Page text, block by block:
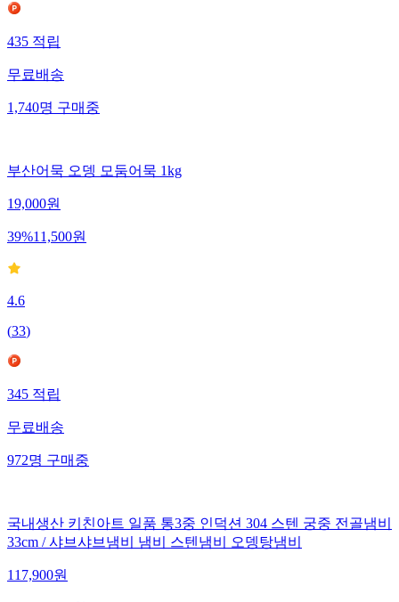
435 적립
무료배송
1,740명 구매중
부산어묵 오뎅 모둠어묵 1kg
19,000원
39%11,500원
4.6
(33)
345 적립
무료배송
972명 구매중
국내생산 키친아트 일품 통3중 인덕션 304 스텐 궁중 전골냄비
33cm / 샤브샤브냄비 냄비 스텐냄비 오뎅탕냄비
117,900원